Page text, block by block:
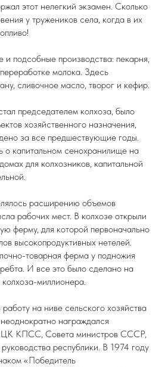
этот нелегкий экзамен. Сколько
у тружеников села, когда в их
и подсобные производства: пекарня,
молока. Здесь
сливочное масло, творог и кефир.
председателем колхоза, было
хозяйственного назначения,
за все предшествующие годы.
о капитальном сенохранилище на
для колхозников, капитальной
расширению объемов
рабочих мест. В колхозе открыли
ферму, для которой первоначально
высокопродуктивных нетелей.
товарная ферма у подножия
И все это было сделано на
миллионера.
на ниве сельского хозяйства
награждался
ЦК КПСС, Совета министров СССР,
республики. В 1974 году
«Победитель